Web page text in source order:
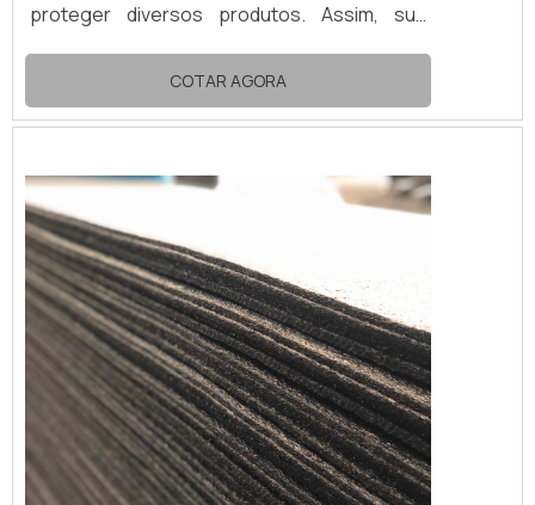
proteger diversos produtos. Assim, sua
acondicionamento de frutas e bebidas
engarrafadas.No transporte e no
armazenamento, a rede de proteção de
que poderia comprometer a comercialização
e o consumo dos produtos abrigados. Dessa
forma, esta proteção evita prejuízos e ainda
agrega val...
COTAR AGORA